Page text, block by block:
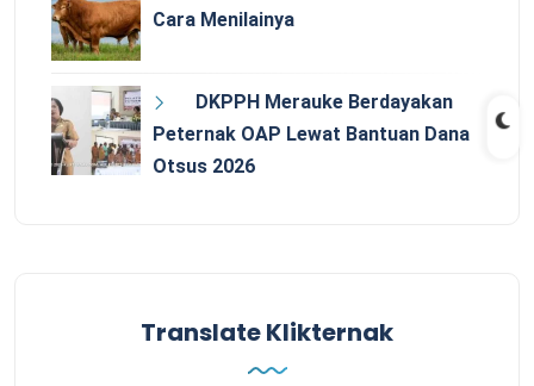
Cara Menilainya
DKPPH Merauke Berdayakan
Peternak OAP Lewat Bantuan Dana
Otsus 2026
Translate Klikternak